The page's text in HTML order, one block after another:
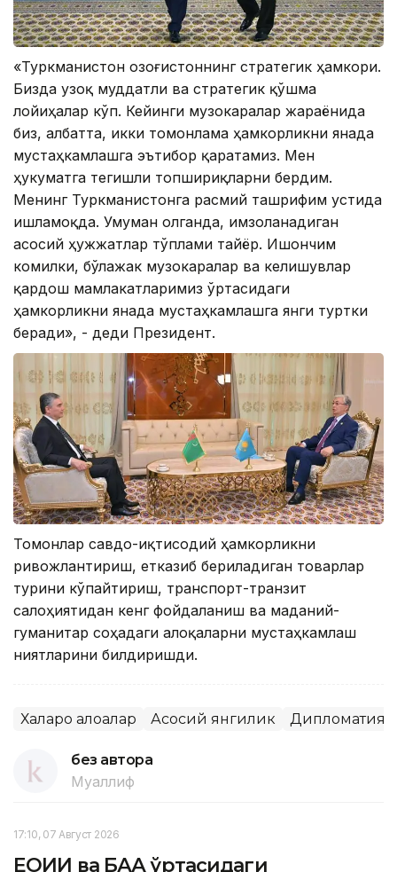
«Туркманистон Қозоғистоннинг стратегик ҳамкори.
Бизда узоқ муддатли ва стратегик қўшма
лойиҳалар кўп. Кейинги музокаралар жараёнида
биз, албатта, икки томонлама ҳамкорликни янада
мустаҳкамлашга эътибор қаратамиз. Мен
ҳукуматга тегишли топшириқларни бердим.
Менинг Туркманистонга расмий ташрифим устида
ишламоқда. Умуман олганда, имзоланадиган
асосий ҳужжатлар тўплами тайёр. Ишончим
комилки, бўлажак музокаралар ва келишувлар
қардош мамлакатларимиз ўртасидаги
ҳамкорликни янада мустаҳкамлашга янги туртки
беради», - деди Президент.
Томонлар савдо-иқтисодий ҳамкорликни
ривожлантириш, етказиб бериладиган товарлар
турини кўпайтириш, транспорт-транзит
салоҳиятидан кенг фойдаланиш ва маданий-
гуманитар соҳадаги алоқаларни мустаҳкамлаш
ниятларини билдиришди.
Халқаро алоқалар Асосий янгилик Дипломатия
без автора
Муаллиф
17:10, 07 Август 2026
ЕОИИ ва БАА ўртасидаги